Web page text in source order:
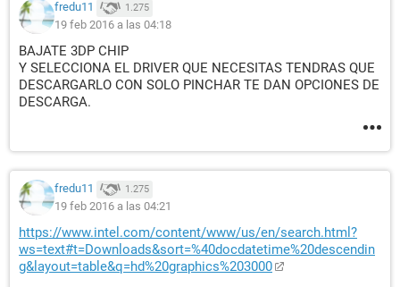
fredu11 1.275
19 feb 2016 a las 04:18
BAJATE 3DP CHIP
Y SELECCIONA EL DRIVER QUE NECESITAS TENDRAS QUE
DESCARGARLO CON SOLO PINCHAR TE DAN OPCIONES DE
DESCARGA.
fredu11 1.275
19 feb 2016 a las 04:21
https://www.intel.com/content/www/us/en/search.html?
ws=text#t=Downloads&sort=%40docdatetime%20descendin
g&layout=table&q=hd%20graphics%203000